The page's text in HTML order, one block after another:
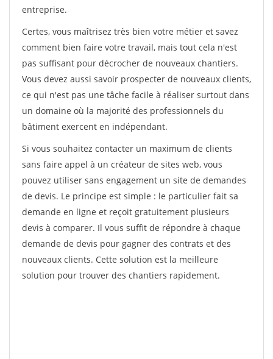
entreprise.
Certes, vous maîtrisez très bien votre métier et savez
comment bien faire votre travail, mais tout cela n'est
pas suffisant pour décrocher de nouveaux chantiers.
Vous devez aussi savoir prospecter de nouveaux clients,
ce qui n'est pas une tâche facile à réaliser surtout dans
un domaine où la majorité des professionnels du
bâtiment exercent en indépendant.
Si vous souhaitez contacter un maximum de clients
sans faire appel à un créateur de sites web, vous
pouvez utiliser sans engagement un site de demandes
de devis. Le principe est simple : le particulier fait sa
demande en ligne et reçoit gratuitement plusieurs
devis à comparer. Il vous suffit de répondre à chaque
demande de devis pour gagner des contrats et des
nouveaux clients. Cette solution est la meilleure
solution pour trouver des chantiers rapidement.